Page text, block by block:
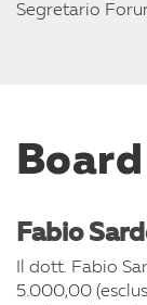
Segretario
Board
Fabio
Il dott. Fabio
5.000,00